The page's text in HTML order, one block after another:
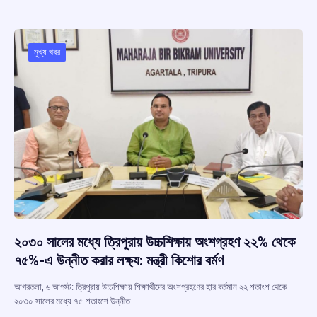
o
o
k
A
p
p
d
s
a
m
মুখ্য খবর
২০৩০ সালের মধ্যে ত্রিপুরায় উচ্চশিক্ষায় অংশগ্রহণ ২২% থেকে
৭৫%-এ উন্নীত করার লক্ষ্য: মন্ত্রী কিশোর বর্মণ
আগরতলা, ৬ আগস্ট: ত্রিপুরায় উচ্চশিক্ষায় শিক্ষার্থীদের অংশগ্রহণের হার বর্তমান ২২ শতাংশ থেকে
২০৩০ সালের মধ্যে ৭৫ শতাংশে উন্নীত…